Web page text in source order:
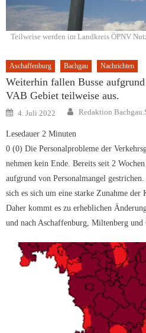
Teilweise werden im Landkreis ÖPNV
Aschaffenburg Bachgau Nachrichten
Weiterhin fallen Busse
VAB Gebiet teilweise aus.
Posted
on
4. Juli 2022 Author
Redaktion
Lesedauer 2 Minuten
0 (0) Die Personalprobleme der
nehmen kein Ende. Bereits seit 2
aufgrund von Personalmangel
sich es sich um eine starke Zunahme der
Daher kommt es zu erheblichen
und nach Aschaffenburg, Miltenberg